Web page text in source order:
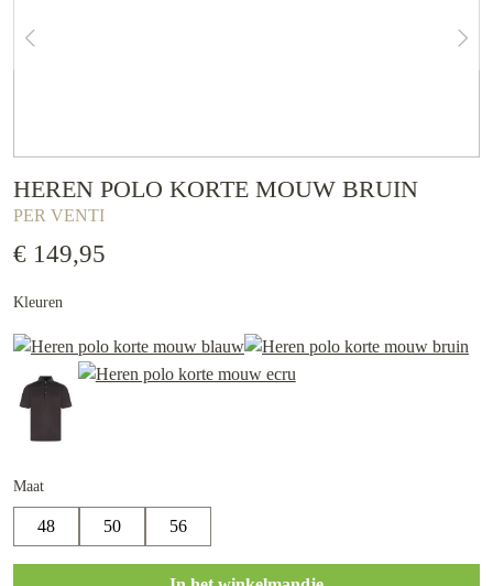
HEREN POLO KORTE MOUW BRUIN
PER VENTI
€ 149,95
Kleuren
Maat
48 50 56